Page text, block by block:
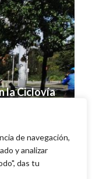
de navegación,
y analizar
das tu
la Ciclovía